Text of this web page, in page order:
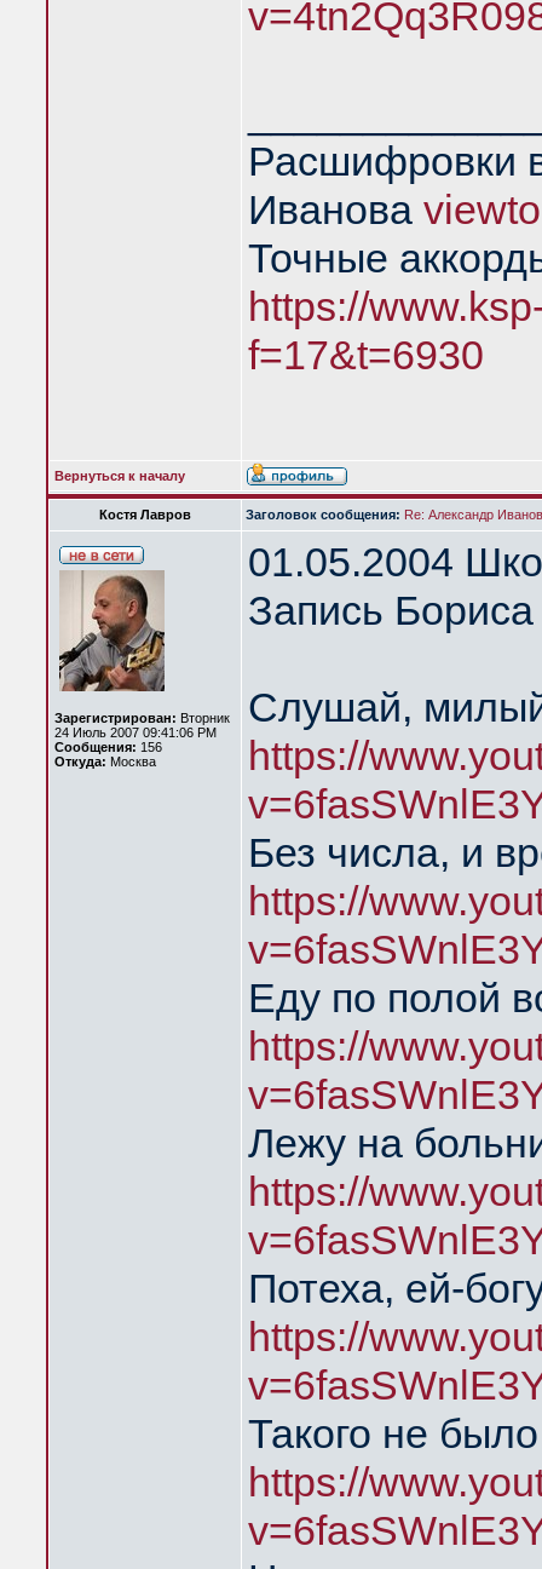
Расшифровки
Иванова
Точные
https://
f=17&t=6930
Вернуться к началу
Костя Лавров Заголовок сообщения: Re: Александр
Зарегистрирован: Вторник
24 Июль 2007 09:41:06 PM
Сообщения: 156
Откуда: Москва
01.05.2004
Запись
Слушай,
https://
Без числа, и
https://
Еду по полой
https://
Лежу на
https://
Потеха, ей-
https://
Такого не
https://